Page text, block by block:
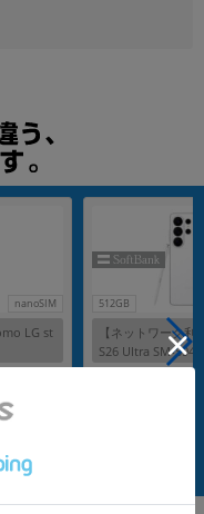
nanoSIM
LG st
円
512GB
【ネットワーク
S26 Ultra SM-
【SoftBank版 SIM